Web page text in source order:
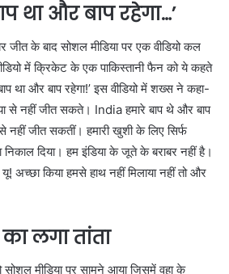
था और बाप रहेगा…’
जीत के बाद सोशल मीडिया पर एक वीडियो कल
में क्रिकेट के एक पाकिस्तानी फैन को ये कहते
था और बाप रहेगा!’ इस वीडियो में शख्स ने कहा-
से नहीं जीत सकते। India हमारे बाप थे और बाप
नहीं जीत सकतीं। हमारी खुशी के लिए सिर्फ
दिया। हम इंडिया के जूते के बराबर नहीं है।
अच्छा किया हमसे हाथ नहीं मिलाया नहीं तो और
लगा तांता
सोशल मीडिया पर सामने आया जिसमें वहा के